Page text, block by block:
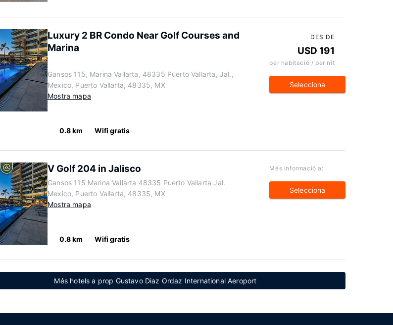
Luxury 2 BR Condo Near Golf Courses and
Marina
Gansos 115, Marina Vallarta, 48335 Puerto Vallarta, Jal.,
Mexico, Puerto Vallarta, 48335, MX
Mostra mapa
0.8 km Wifi gratis
DES DE
USD 191
per habitació / per nit
Selecciona
V Golf 204 in Jalisco
Gansos 115 Marina Vallarta 48335 Puerto Vallarta Jal.
Mexico, Puerto Vallarta, 48335, MX
Mostra mapa
0.8 km Wifi gratis
Més informació a:
Selecciona
Més hotels a prop Gustavo Diaz Ordaz International Aeroport